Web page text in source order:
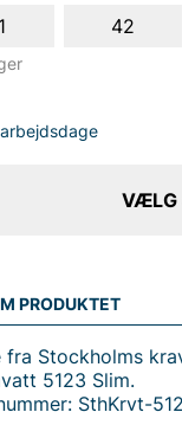
42
VÆLG
PRODUKTET
fra Stockholms
5123 Slim.
SthKrvt-